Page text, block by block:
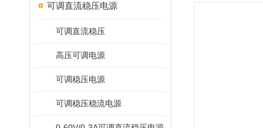
可调直流稳压电源
可调直流稳压
高压可调电源
可调稳压电源
可调稳压稳流电源